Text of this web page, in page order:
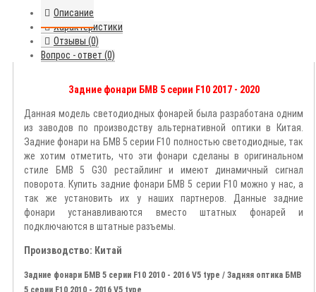
Описание
Характеристики
Отзывы (0)
Вопрос - ответ (0)
Задние фонари БМВ 5 серии F10 2017 - 2020
Данная модель светодиодных фонарей была разработана одним
из заводов по производству альтернативной оптики в Китая.
Задние фонари на БМВ 5 серии F10 полностью светодиодные, так
же хотим отметить, что эти фонари сделаны в оригинальном
стиле БМВ 5 G30 рестайлинг и имеют динамичный сигнал
поворота. Купить задние фонари БМВ 5 серии F10 можно у нас, а
так же установить их у наших партнеров. Данные задние
фонари устанавливаются вместо штатных фонарей и
подключаются в штатные разъемы.
Производство: Китай
Задние фонари БМВ 5 серии F10 2010 - 2016 V5 type / Задняя оптика БМВ
5 серии F10 2010 - 2016 V5 type